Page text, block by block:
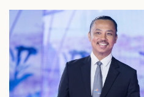
Sức khỏe
Dinh dưỡng - món ngon
Cây thuốc